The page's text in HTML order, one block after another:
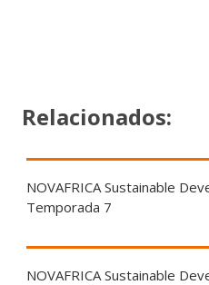
Relacionados:
NOVAFRICA Sustainable
Temporada 7
NOVAFRICA Sustainable